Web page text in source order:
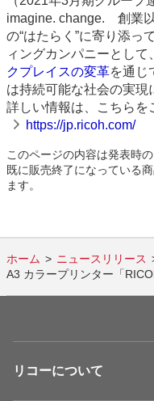
imagine. change. 創業
の“はたらく”に寄り添っ
ィングカンパニーとして
クプレイスの変革を通じ
は持続可能な社会の実現
詳しい情報は、こちらを
https://jp.ricoh.com/
このページの内容は発表時の
既に販売終了になっている
ます。
ホーム
ニュースリリース
A3 カラープリンター「
リコーについて